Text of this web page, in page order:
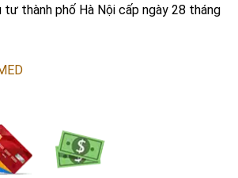
tư thành phố Hà Nội cấp ngày 28 tháng